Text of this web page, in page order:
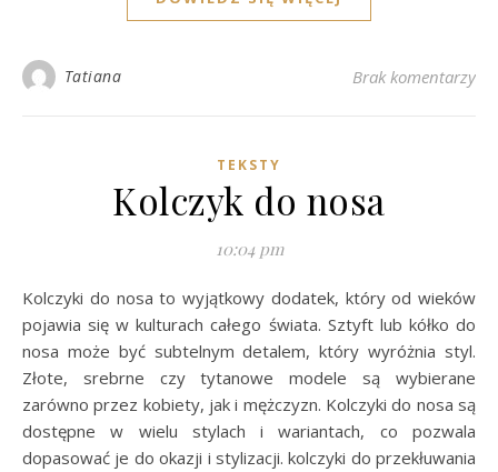
Tatiana Brak komentarzy
TEKSTY
Kolczyk do nosa
10:04 pm
Kolczyki do nosa to wyjątkowy dodatek, który od wieków
pojawia się w kulturach całego świata. Sztyft lub kółko do
nosa może być subtelnym detalem, który wyróżnia styl.
Złote, srebrne czy tytanowe modele są wybierane
zarówno przez kobiety, jak i mężczyzn. Kolczyki do nosa są
dostępne w wielu stylach i wariantach, co pozwala
dopasować je do okazji i stylizacji. kolczyki do przekłuwania